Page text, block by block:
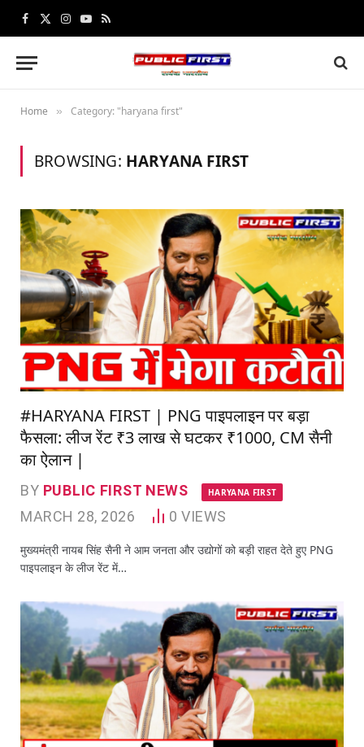
Facebook
X
Instagram
YouTube
RSS
Home » Category: "haryana first"
BROWSING: HARYANA FIRST
#HARYANA FIRST | PNG पाइपलाइन पर बड़ा
फैसला: लीज रेंट ₹3 लाख से घटकर ₹1000, CM सैनी
का ऐलान |
BY PUBLIC FIRST NEWS HARYANA FIRST
MARCH 28, 2026 0VIEWS
मुख्यमंत्री नायब सिंह सैनी ने आम जनता और उद्योगों को बड़ी राहत देते हुए PNG
पाइपलाइन के लीज रेंट में…